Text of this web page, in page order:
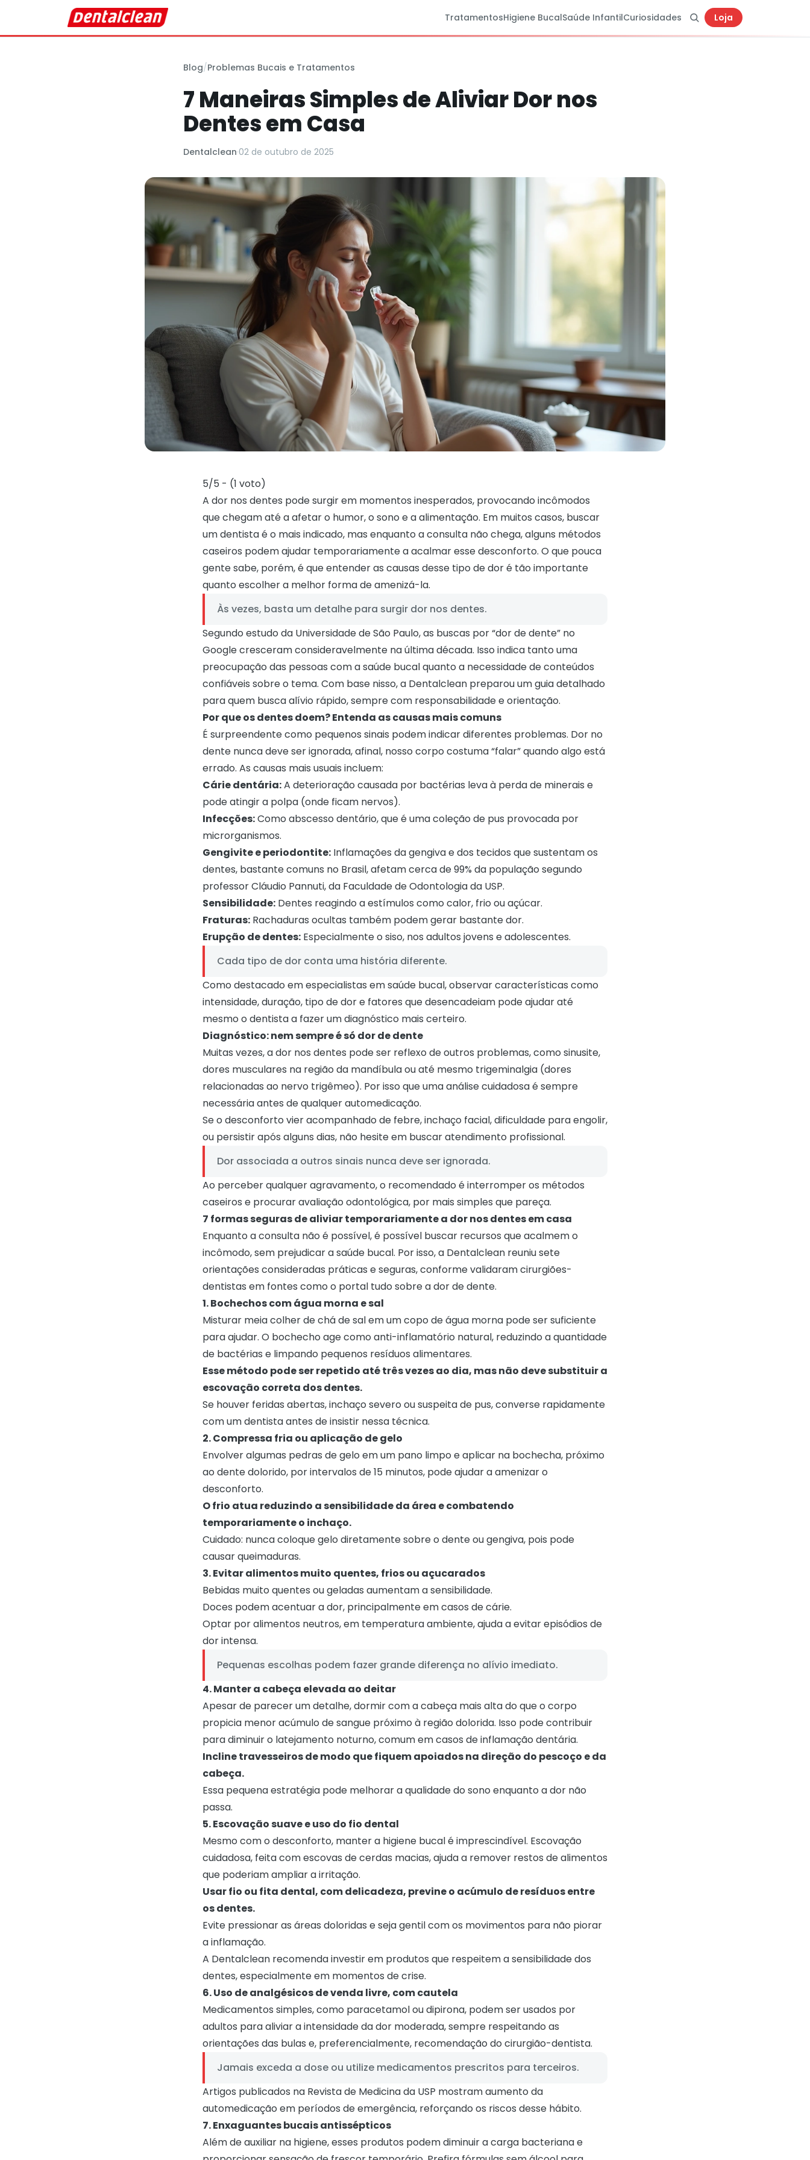
TratamentosHigiene BucalSaúde InfantilCuriosidades Loja
Blog/Problemas Bucais e Tratamentos
7 Maneiras Simples de Aliviar Dor nos
Dentes em Casa
Dentalclean·02 de outubro de 2025
5/5 - (1 voto)
A dor nos dentes pode surgir em momentos inesperados, provocando incômodos
que chegam até a afetar o humor, o sono e a alimentação. Em muitos casos, buscar
um dentista é o mais indicado, mas enquanto a consulta não chega, alguns métodos
caseiros podem ajudar temporariamente a acalmar esse desconforto. O que pouca
gente sabe, porém, é que entender as causas desse tipo de dor é tão importante
quanto escolher a melhor forma de amenizá-la.
Às vezes, basta um detalhe para surgir dor nos dentes.
Segundo estudo da Universidade de São Paulo, as buscas por “dor de dente” no
Google cresceram consideravelmente na última década. Isso indica tanto uma
preocupação das pessoas com a saúde bucal quanto a necessidade de conteúdos
confiáveis sobre o tema. Com base nisso, a Dentalclean preparou um guia detalhado
para quem busca alívio rápido, sempre com responsabilidade e orientação.
Por que os dentes doem? Entenda as causas mais comuns
É surpreendente como pequenos sinais podem indicar diferentes problemas. Dor no
dente nunca deve ser ignorada, afinal, nosso corpo costuma “falar” quando algo está
errado. As causas mais usuais incluem:
Cárie dentária:A deterioração causada por bactérias leva à perda de minerais e
pode atingir a polpa (onde ficam nervos).
Infecções:Como abscesso dentário, que é uma coleção de pus provocada por
microrganismos.
Gengivite e periodontite: Inflamações da gengiva e dos tecidos que sustentam os
dentes, bastante comuns no Brasil, afetam cerca de 99% da população segundo
professor Cláudio Pannuti, da Faculdade de Odontologia da USP.
Sensibilidade: Dentes reagindo a estímulos como calor, frio ou açúcar.
Fraturas: Rachaduras ocultas também podem gerar bastante dor.
Erupção de dentes: Especialmente o siso, nos adultos jovens e adolescentes.
Cada tipo de dor conta uma história diferente.
Como destacado emespecialistas em saúde bucal, observar características como
intensidade, duração, tipo de dor e fatores que desencadeiam pode ajudar até
mesmo o dentista a fazer um diagnóstico mais certeiro.
Diagnóstico: nem sempre é só dor de dente
Muitas vezes, a dor nos dentes pode ser reflexo de outros problemas, como sinusite,
dores musculares na região da mandíbula ou até mesmo trigeminalgia (dores
relacionadas ao nervo trigêmeo). Por isso que uma análise cuidadosa é sempre
necessária antes de qualquer automedicação.
Se o desconforto vier acompanhado de febre, inchaço facial, dificuldade para engolir,
ou persistir após alguns dias, não hesite em buscar atendimento profissional.
Dor associada a outros sinais nunca deve ser ignorada.
Ao perceber qualquer agravamento, o recomendado é interromper os métodos
caseiros e procurar avaliação odontológica, por mais simples que pareça.
7 formas seguras de aliviar temporariamente a dor nos dentes em casa
Enquanto a consulta não é possível, é possível buscar recursos que acalmem o
incômodo, sem prejudicar a saúde bucal. Por isso, a Dentalclean reuniu sete
orientações consideradas práticas e seguras, conforme validaram cirurgiões-
dentistas em fontes como o portal tudo sobre a dor de dente.
1. Bochechos com água morna e sal
Misturar meia colher de chá de sal em um copo de água morna pode ser suficiente
para ajudar. O bochecho age como anti-inflamatório natural, reduzindo a quantidade
de bactérias e limpando pequenos resíduos alimentares.
Esse método pode ser repetido até três vezes ao dia, mas não deve substituir a
escovação correta dos dentes.
Se houver feridas abertas, inchaço severo ou suspeita de pus, converse rapidamente
com um dentista antes de insistir nessa técnica.
2. Compressa fria ou aplicação de gelo
Envolver algumas pedras de gelo em um pano limpo e aplicar na bochecha, próximo
ao dente dolorido, por intervalos de 15 minutos, pode ajudar a amenizar o
desconforto.
O frio atua reduzindo a sensibilidade da área e combatendo
temporariamente o inchaço.
Cuidado: nunca coloque gelo diretamente sobre o dente ou gengiva, pois pode
causar queimaduras.
3. Evitar alimentos muito quentes, frios ou açucarados
Bebidas muito quentes ou geladas aumentam a sensibilidade.
Doces podem acentuar a dor, principalmente em casos de cárie.
Optar por alimentos neutros, em temperatura ambiente, ajuda a evitar episódios de
dor intensa.
Pequenas escolhas podem fazer grande diferença no alívio imediato.
4. Manter a cabeça elevada ao deitar
Apesar de parecer um detalhe, dormir com a cabeça mais alta do que o corpo
propicia menor acúmulo de sangue próximo à região dolorida. Isso pode contribuir
para diminuir o latejamento noturno, comum em casos de inflamação dentária.
Incline travesseiros de modo que fiquem apoiados na direção do pescoço e da
cabeça.
Essa pequena estratégia pode melhorar a qualidade do sono enquanto a dor não
passa.
5. Escovação suave e uso do fio dental
Mesmo com o desconforto, manter a higiene bucal é imprescindível. Escovação
cuidadosa, feita com escovas de cerdas macias, ajuda a remover restos de alimentos
que poderiam ampliar a irritação.
Usar fio ou fita dental, com delicadeza, previne o acúmulo de resíduos entre
os dentes.
Evite pressionar as áreas doloridas e seja gentil com os movimentos para não piorar
a inflamação.
A Dentalclean recomenda investir em produtos que respeitem a sensibilidade dos
dentes, especialmente em momentos de crise.
6. Uso de analgésicos de venda livre, com cautela
Medicamentos simples, como paracetamol ou dipirona, podem ser usados por
adultos para aliviar a intensidade da dor moderada, sempre respeitando as
orientações das bulas e, preferencialmente, recomendação do cirurgião-dentista.
Jamais exceda a dose ou utilize medicamentos prescritos para terceiros.
Artigos publicados na Revista de Medicina da USP mostram aumento da
automedicação em períodos de emergência, reforçando os riscos desse hábito.
7. Enxaguantes bucais antissépticos
Além de auxiliar na higiene, esses produtos podem diminuir a carga bacteriana e